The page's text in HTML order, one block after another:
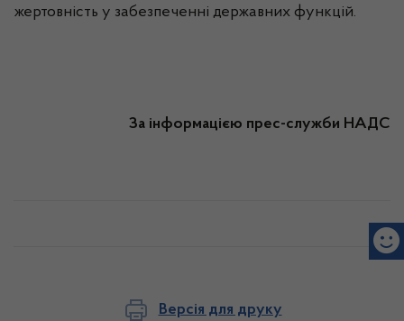
жертовність у забезпеченні державних функцій.
За інформацією прес-служби НАДС
Версія для друку